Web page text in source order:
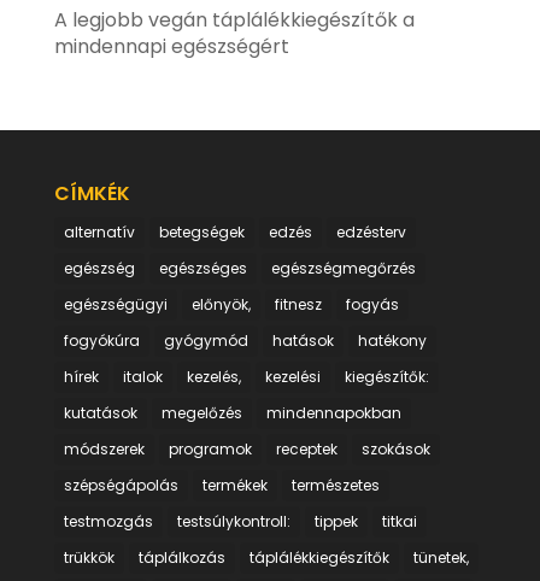
A legjobb vegán táplálékkiegészítők a
mindennapi egészségért
CÍMKÉK
alternatív betegségek edzés
edzésterv
egészség
egészséges
egészségmegőrzés
egészségügyi
előnyök, fitnesz
fogyás
fogyókúra
gyógymód hatások
hatékony
hírek
italok kezelés, kezelési
kiegészítők:
kutatások
megelőzés
mindennapokban
módszerek
programok receptek
szokások
szépségápolás
termékek
természetes
testmozgás
testsúlykontroll: tippek
titkai
trükkök
táplálkozás táplálékkiegészítők
tünetek,